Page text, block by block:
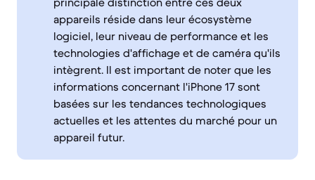
appareils réside dans leur écosystème
logiciel, leur niveau de performance et les
technologies d'affichage et de caméra qu'ils
intègrent. Il est important de noter que les
informations concernant l'iPhone 17 sont
basées sur les tendances technologiques
actuelles et les attentes du marché pour un
appareil futur.